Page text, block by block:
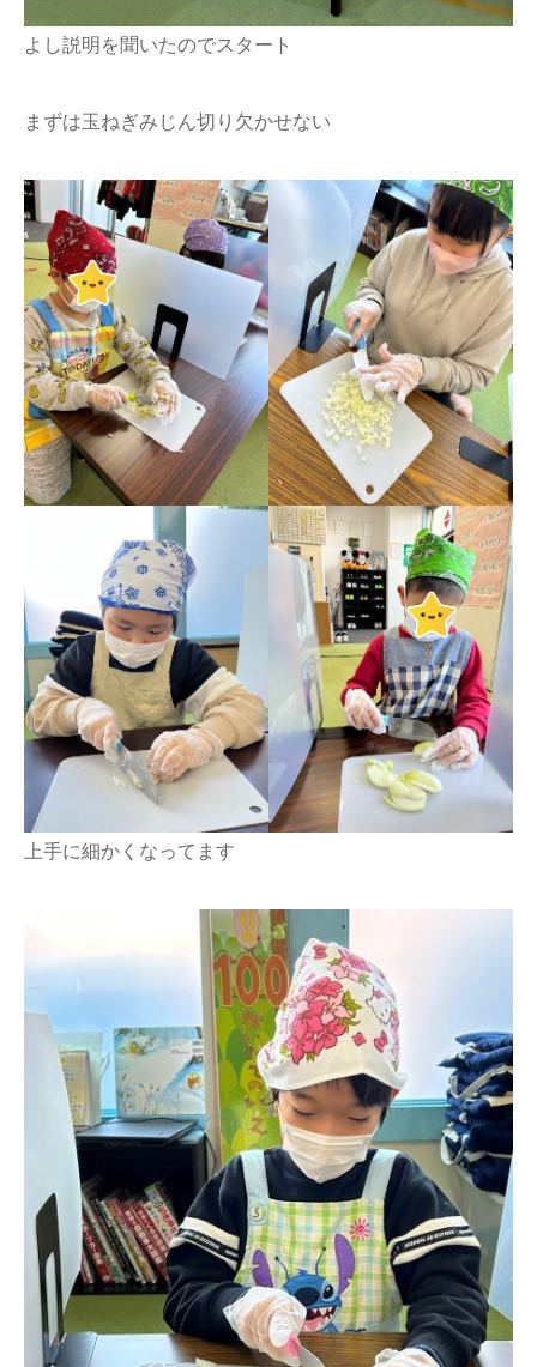
よし説明を聞いたのでスタート
まずは玉ねぎみじん切り欠かせない
上手に細かくなってます